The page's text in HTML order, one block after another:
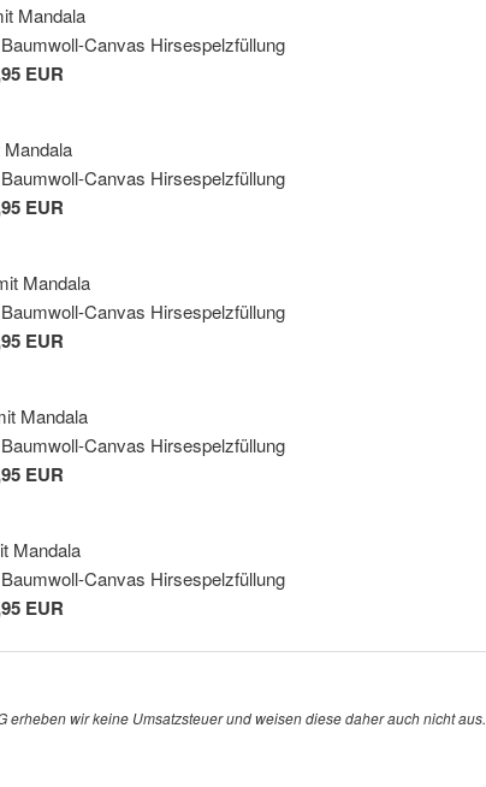
Mandala
Baumwoll-Canvas Hirsespelzfüllung
EUR
Baumwoll-Canvas Hirsespelzfüllung
EUR
Mandala
Baumwoll-Canvas Hirsespelzfüllung
EUR
Mandala
Baumwoll-Canvas Hirsespelzfüllung
EUR
Mandala
Baumwoll-Canvas Hirsespelzfüllung
EUR
erheben wir keine Umsatzsteuer und weisen diese daher auch nicht aus.